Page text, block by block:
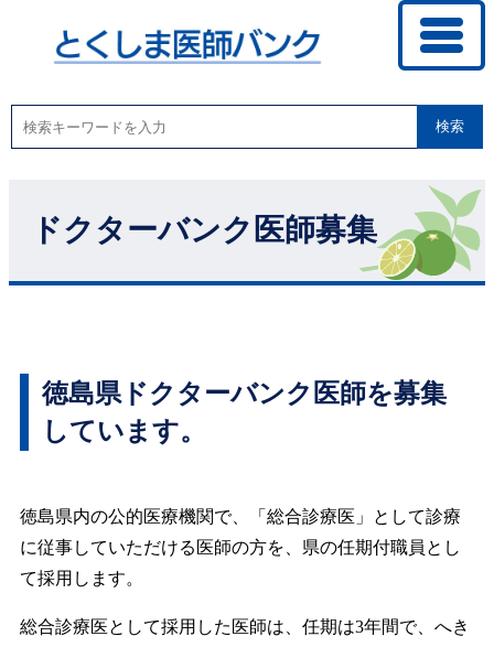
検索
ドクターバンク医師募集
徳島県ドクターバンク医師を募集
しています。
徳島県内の公的医療機関で、「総合診療医」として診療
に従事していただける医師の方を、県の任期付職員とし
て採用します。
総合診療医として採用した医師は、任期は3年間で、へき